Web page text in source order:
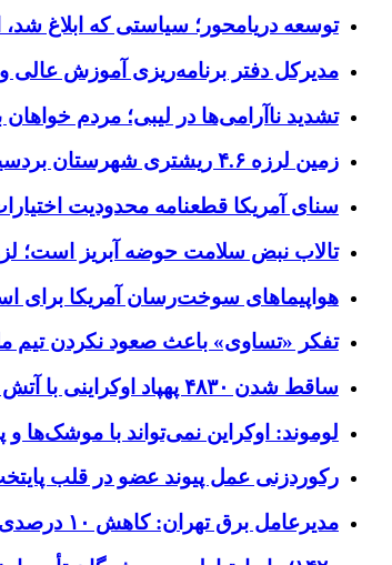
توسعه دریامحور؛ سیاستی که ابلاغ
مدیرکل دفتر برنامه‌ریزی آموزش
تشدید ناآرامی‌ها در لیبی؛ مردم
زمین لرزه ۴.۶ ریشتری شهرستان بردسیر خسارتی نداشت
سنای آمریکا قطعنامه محدودیت
تالاب نبض سلامت حوضه آبریز است؛
هواپیماهای سوخت‌رسان آمریکا برای
تفکر «تساوی» باعث صعود نکردن
ساقط شدن ۴۸۳۰ پهپاد اوکراینی با آتش پدافند روسیه
لوموند: اوکراین نمی‌تواند با موشک‌ها و
رکوردزنی عمل پیوند عضو در قلب
مدیرعامل برق تهران: کاهش ۱۰ درصدی مصرف برق، ضامن پایداری شبکه است